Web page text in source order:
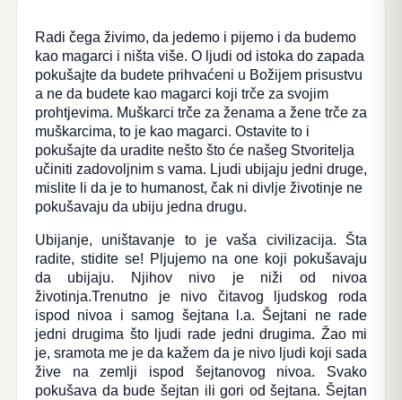
Radi čega živimo, da jedemo i pijemo i da budemo
kao magarci i ništa više. O ljudi od istoka do zapada
pokušajte da budete prihvaćeni u Božijem prisustvu
a ne da budete kao magarci koji trče za svojim
prohtjevima. Muškarci trče za ženama a žene trče za
muškarcima, to je kao magarci. Ostavite to i
pokušajte da uradite nešto što će našeg Stvoritelja
učiniti zadovoljnim s vama. Ljudi ubijaju jedni druge,
mislite li da je to humanost, čak ni divlje životinje ne
pokušavaju da ubiju jedna drugu.
Ubijanje, uništavanje to je vaša civilizacija. Šta
radite, stidite se! Pljujemo na one koji pokušavaju
da ubijaju. Njihov nivo je niži od nivoa
životinja.Trenutno je nivo čitavog ljudskog roda
ispod nivoa i samog šejtana l.a. Šejtani ne rade
jedni drugima što ljudi rade jedni drugima. Žao mi
je, sramota me je da kažem da je nivo ljudi koji sada
žive na zemlji ispod šejtanovog nivoa. Svako
pokušava da bude šejtan ili gori od šejtana. Šejtan